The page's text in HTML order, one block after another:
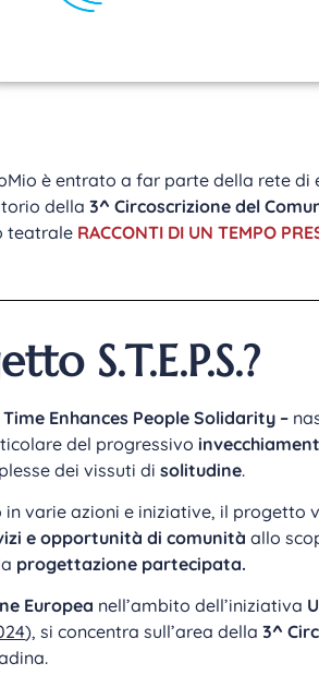
è entrato a far parte della rete
della3^ Circoscrizione del
teatrale RACCONTI DI UN TEMPO
S.T.E.P.S.?
Enhances People Solidarity –
del progressivo
dei vissuti disolitudine.
varie azioni e iniziative, il progetto
e opportunità di comunità allo
progettazione partecipata.
Europea nell’ambito dell’iniziativa
), si concentra sull’area della3^